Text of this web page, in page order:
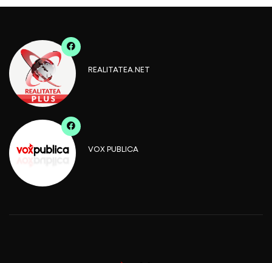
REALITATEA.NET
VOX PUBLICA